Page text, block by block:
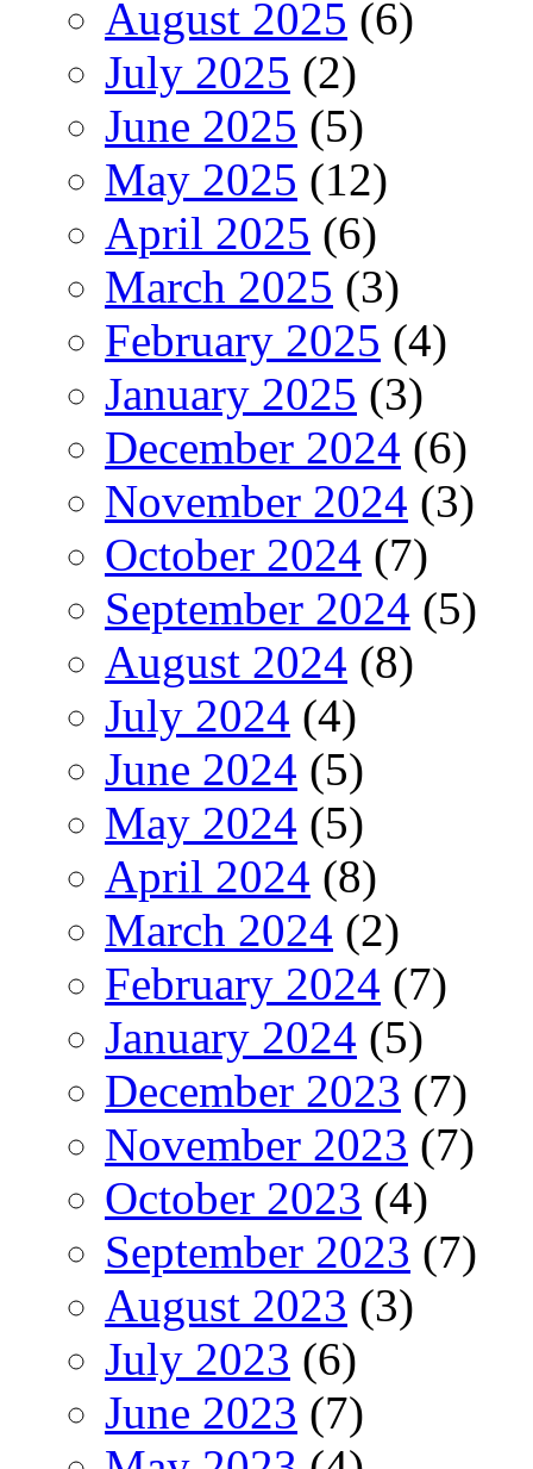
August 2025 (6)
July 2025 (2)
June 2025 (5)
May 2025 (12)
April 2025 (6)
March 2025 (3)
February 2025 (4)
January 2025 (3)
December 2024 (6)
November 2024 (3)
October 2024 (7)
September 2024 (5)
August 2024 (8)
July 2024 (4)
June 2024 (5)
May 2024 (5)
April 2024 (8)
March 2024 (2)
February 2024 (7)
January 2024 (5)
December 2023 (7)
November 2023 (7)
October 2023 (4)
September 2023 (7)
August 2023 (3)
July 2023 (6)
June 2023 (7)